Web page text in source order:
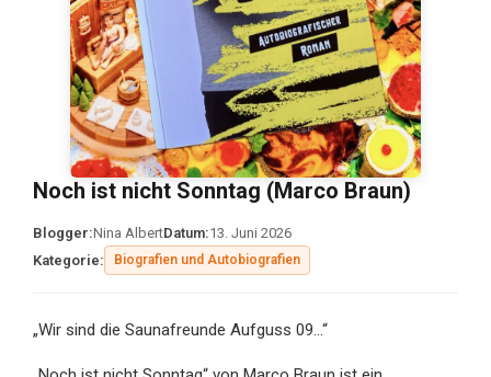
Noch ist nicht Sonntag (Marco Braun)
Blogger:Nina AlbertDatum:13. Juni 2026
Kategorie:
Biografien und Autobiografien
„Wir sind die Saunafreunde Aufguss 09…“